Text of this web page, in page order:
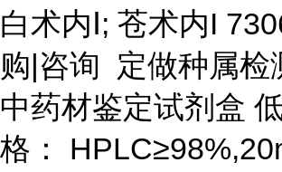
白术内Ⅰ; 苍术内I
购|咨询 定做种属检
中药材鉴定试剂盒
格：